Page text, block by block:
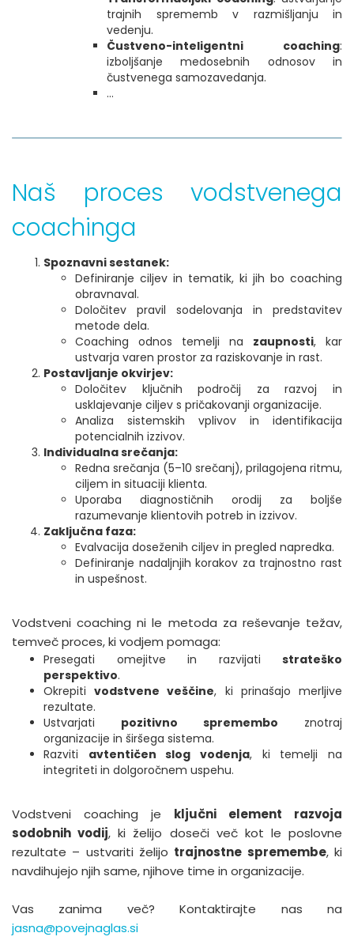
trajnih sprememb v razmišljanju in
vedenju.
Čustveno-inteligentni coaching:
izboljšanje medosebnih odnosov in
čustvenega samozavedanja.
...
Naš proces vodstvenega
coachinga
Spoznavni sestanek:
Definiranje ciljev in tematik, ki jih bo coaching
obravnaval.
Določitev pravil sodelovanja in predstavitev
metode dela.
Coaching odnos temelji na zaupnosti, kar
ustvarja varen prostor za raziskovanje in rast.
Postavljanje okvirjev:
Določitev ključnih področij za razvoj in
usklajevanje ciljev s pričakovanji organizacije.
Analiza sistemskih vplivov in identifikacija
potencialnih izzivov.
Individualna srečanja:
Redna srečanja (5–10 srečanj), prilagojena ritmu,
ciljem in situaciji klienta.
Uporaba diagnostičnih orodij za boljše
razumevanje klientovih potreb in izzivov.
Zaključna faza:
Evalvacija doseženih ciljev in pregled napredka.
Definiranje nadaljnjih korakov za trajnostno rast
in uspešnost.
Vodstveni coaching ni le metoda za reševanje težav,
temveč proces, ki vodjem pomaga:
Presegati omejitve in razvijati strateško
perspektivo.
Okrepitivodstvene veščine, ki prinašajo merljive
rezultate.
Ustvarjati pozitivno spremembo znotraj
organizacije in širšega sistema.
Razviti avtentičen slog vodenja, ki temelji na
integriteti in dolgoročnem uspehu.
Vodstveni coaching je ključni element razvoja
sodobnih vodij, ki želijo doseči več kot le poslovne
rezultate – ustvariti želijo trajnostne spremembe, ki
navdihujejo njih same, njihove time in organizacije.
Vas zanima več? Kontaktirajte nas na
jasna@povejnaglas.si